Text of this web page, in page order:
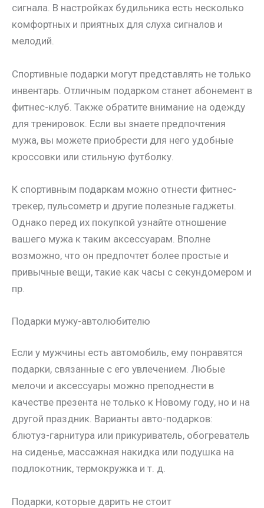
сигнала. В настройках будильника есть несколько
комфортных и приятных для слуха сигналов и
мелодий.
Спортивные подарки могут представлять не только
инвентарь. Отличным подарком станет абонемент в
фитнес-клуб. Также обратите внимание на одежду
для тренировок. Если вы знаете предпочтения
мужа, вы можете приобрести для него удобные
кроссовки или стильную футболку.
К спортивным подаркам можно отнести фитнес-
трекер, пульсометр и другие полезные гаджеты.
Однако перед их покупкой узнайте отношение
вашего мужа к таким аксессуарам. Вполне
возможно, что он предпочтет более простые и
привычные вещи, такие как часы с секундомером и
пр.
Подарки мужу-автолюбителю
Если у мужчины есть автомобиль, ему понравятся
подарки, связанные с его увлечением. Любые
мелочи и аксессуары можно преподнести в
качестве презента не только к Новому году, но и на
другой праздник. Варианты авто-подарков:
блютуз-гарнитура или прикуриватель, обогреватель
на сиденье, массажная накидка или подушка на
подлокотник, термокружка и т. д.
Подарки, которые дарить не стоит